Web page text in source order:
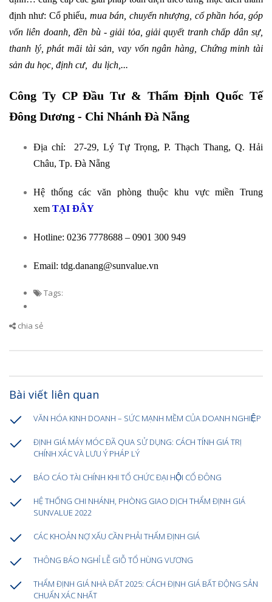
định như: Cổ phiếu, mua bán, chuyển nhượng, cổ phần hóa, góp
vốn liên doanh, đền bù - giải tỏa, giải quyết tranh chấp dân sự,
thanh lý, phát mãi tài sản, vay vốn ngân hàng, Chứng minh tài
sản du học, định cư, du lịch,...
Công Ty CP Đầu Tư & Thẩm Định Quốc Tế
Đông Dương - Chi Nhánh Đà Nẵng
Địa chỉ: 27-29, Lý Tự Trọng, P. Thạch Thang, Q. Hải
Châu, Tp. Đà Nẵng
Hệ thống các văn phòng thuộc khu vực miền Trung
xem TẠI ĐÂY
Hotline: 0236 7778688 – 0901 300 949
Email: tdg.danang@sunvalue.vn
Tags:
chia sẻ
Bài viết liên quan
VĂN HÓA KINH DOANH – SỨC MẠNH MỀM CỦA DOANH NGHIỆP
ĐỊNH GIÁ MÁY MÓC ĐÃ QUA SỬ DỤNG: CÁCH TÍNH GIÁ TRỊ
CHÍNH XÁC VÀ LƯU Ý PHÁP LÝ
BÁO CÁO TÀI CHÍNH KHI TỔ CHỨC ĐẠI HỘI CỔ ĐÔNG
HỆ THỐNG CHI NHÁNH, PHÒNG GIAO DỊCH THẨM ĐỊNH GIÁ
SUNVALUE 2022
CÁC KHOẢN NỢ XẤU CẦN PHẢI THẨM ĐỊNH GIÁ
THÔNG BÁO NGHỈ LỄ GIỖ TỔ HÙNG VƯƠNG
THẨM ĐỊNH GIÁ NHÀ ĐẤT 2025: CÁCH ĐỊNH GIÁ BẤT ĐỘNG SẢN
CHUẨN XÁC NHẤT